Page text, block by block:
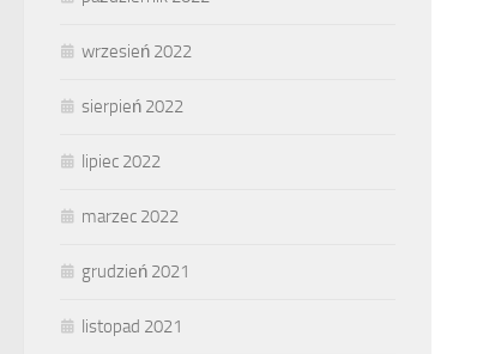
wrzesień 2022
sierpień 2022
lipiec 2022
marzec 2022
grudzień 2021
listopad 2021